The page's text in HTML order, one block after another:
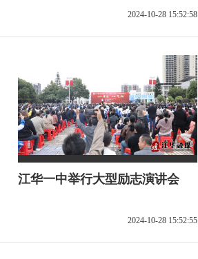
2024-10-28 15:52:58
江华一中举行大型励志演讲会
2024-10-28 15:52:55